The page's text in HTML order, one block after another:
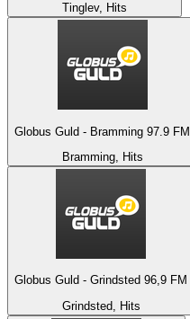
Tinglev, Hits
Globus Guld - Bramming 97.9 FM
Bramming, Hits
Globus Guld - Grindsted 96,9 FM
Grindsted, Hits